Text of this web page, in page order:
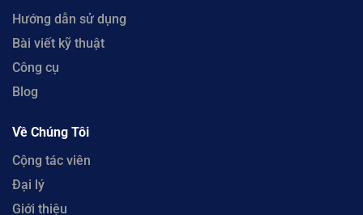
Hướng dẫn sử dụng
Bài viết kỹ thuật
Công cụ
Blog
Về Chúng Tôi
Cộng tác viên
Đại lý
Giới thiệu